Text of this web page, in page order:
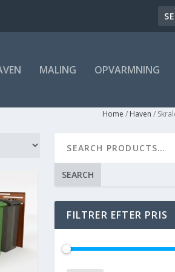
MALING OPVARMNING
Home / Haven /
SEARCH
FILTRER EFTER PRIS